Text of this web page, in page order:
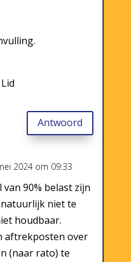
Antwoord
2024 om 09:33
90% belast zijn
niet te
houdbaar.
aftrekposten over
(naar rato) te